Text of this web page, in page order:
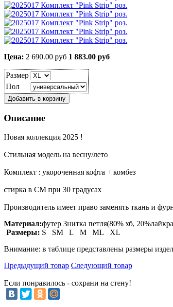
Цена: 2 690.00 руб 1 883.00 руб
Размер
Пол
Описание
Новая коллекция 2025 !
Стильная модель на весну/лето
Комплект : укороченная кофта + комбез
стирка в СМ при 30 градусах
Производитель имеет право заменять ткань и
Материал:футер 3нитка петля(80% хб,
Размеры: S SM L M ML XL
Внимание: в таблице представлены размеры
Предыдущий товар Следующий товар
Если понравилось - сохрани на стену!